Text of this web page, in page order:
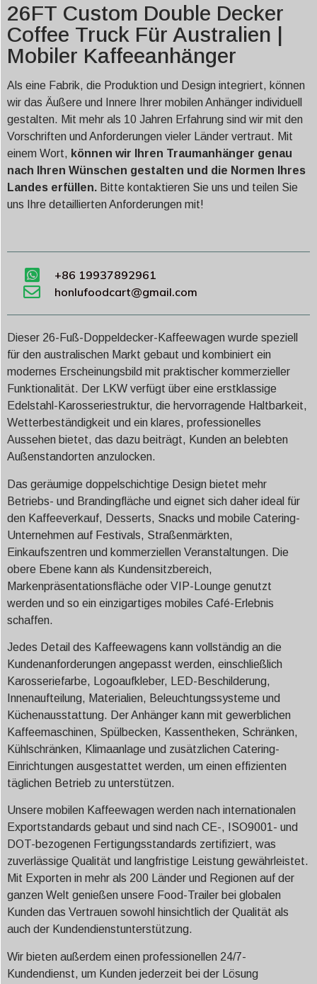
26FT Custom Double Decker
Coffee Truck Für Australien |
Mobiler Kaffeeanhänger
Als eine Fabrik, die Produktion und Design integriert, können
wir das Äußere und Innere Ihrer mobilen Anhänger individuell
gestalten. Mit mehr als 10 Jahren Erfahrung sind wir mit den
Vorschriften und Anforderungen vieler Länder vertraut. Mit
einem Wort, können wir Ihren Traumanhänger genau
nach Ihren Wünschen gestalten und die Normen Ihres
Landes erfüllen. Bitte kontaktieren Sie uns und teilen Sie
uns Ihre detaillierten Anforderungen mit!
+86 19937892961
honlufoodcart@gmail.com
Dieser 26-Fuß-Doppeldecker-Kaffeewagen wurde speziell
für den australischen Markt gebaut und kombiniert ein
modernes Erscheinungsbild mit praktischer kommerzieller
Funktionalität. Der LKW verfügt über eine erstklassige
Edelstahl-Karosseriestruktur, die hervorragende Haltbarkeit,
Wetterbeständigkeit und ein klares, professionelles
Aussehen bietet, das dazu beiträgt, Kunden an belebten
Außenstandorten anzulocken.
Das geräumige doppelschichtige Design bietet mehr
Betriebs- und Brandingfläche und eignet sich daher ideal für
den Kaffeeverkauf, Desserts, Snacks und mobile Catering-
Unternehmen auf Festivals, Straßenmärkten,
Einkaufszentren und kommerziellen Veranstaltungen. Die
obere Ebene kann als Kundensitzbereich,
Markenpräsentationsfläche oder VIP-Lounge genutzt
werden und so ein einzigartiges mobiles Café-Erlebnis
schaffen.
Jedes Detail des Kaffeewagens kann vollständig an die
Kundenanforderungen angepasst werden, einschließlich
Karosseriefarbe, Logoaufkleber, LED-Beschilderung,
Innenaufteilung, Materialien, Beleuchtungssysteme und
Küchenausstattung. Der Anhänger kann mit gewerblichen
Kaffeemaschinen, Spülbecken, Kassentheken, Schränken,
Kühlschränken, Klimaanlage und zusätzlichen Catering-
Einrichtungen ausgestattet werden, um einen effizienten
täglichen Betrieb zu unterstützen.
Unsere mobilen Kaffeewagen werden nach internationalen
Exportstandards gebaut und sind nach CE-, ISO9001- und
DOT-bezogenen Fertigungsstandards zertifiziert, was
zuverlässige Qualität und langfristige Leistung gewährleistet.
Mit Exporten in mehr als 200 Länder und Regionen auf der
ganzen Welt genießen unsere Food-Trailer bei globalen
Kunden das Vertrauen sowohl hinsichtlich der Qualität als
auch der Kundendienstunterstützung.
Wir bieten außerdem einen professionellen 24/7-
Kundendienst, um Kunden jederzeit bei der Lösung